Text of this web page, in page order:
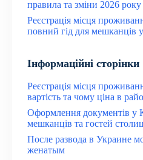
правила та зміни 2026 року
Реєстрація місця
повний гід для мешканців
Інформаційні сторінки
Реєстрація місця
вартість та чому ціна в
Оформлення документів у
мешканців та гостей
После развода в Украине
женатым